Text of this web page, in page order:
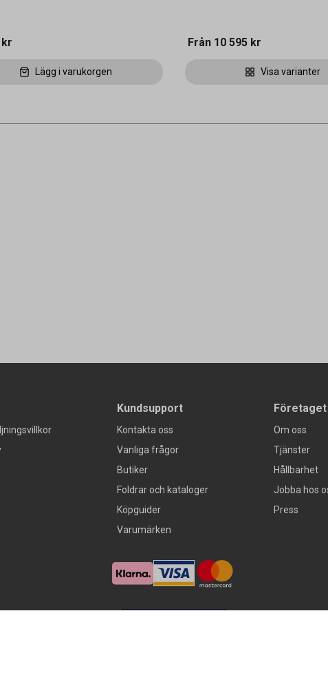
kr
Lägg i varukorgen
Från 10 595 kr
Visa varianter
Kundsupport
Kontakta oss
Vanliga frågor
Butiker
Foldrar och kataloger
Köpguider
Varumärken
Företaget
Om oss
Tjänster
Hållbarhet
Jobba hos
Press